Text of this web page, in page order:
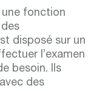
fonction
disposé sur un
l’examen
besoin. Ils
des